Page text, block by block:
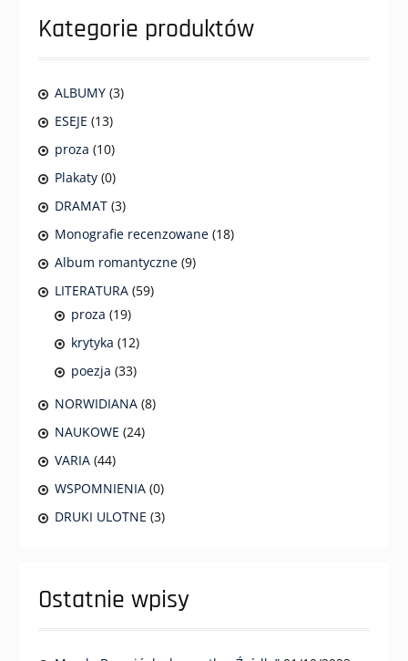
Kategorie produktów
ALBUMY (3)
ESEJE (13)
proza (10)
Plakaty (0)
DRAMAT (3)
Monografie recenzowane (18)
Album romantyczne (9)
LITERATURA (59)
proza (19)
krytyka (12)
poezja (33)
NORWIDIANA (8)
NAUKOWE (24)
VARIA (44)
WSPOMNIENIA (0)
DRUKI ULOTNE (3)
Ostatnie wpisy